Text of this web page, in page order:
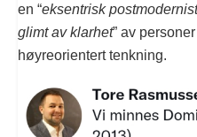
en “eksentrisk
glimt av klarhet” av
høyreorientert tenkning.